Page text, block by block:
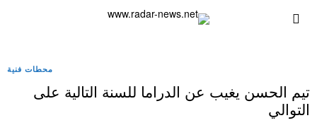
محطات فنية
تيم الحسن يغيب عن الدراما للسنة التالية على
التوالي